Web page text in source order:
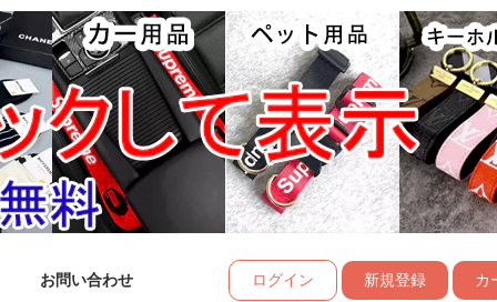
お問い合わせ ログイン 新規登録 カ